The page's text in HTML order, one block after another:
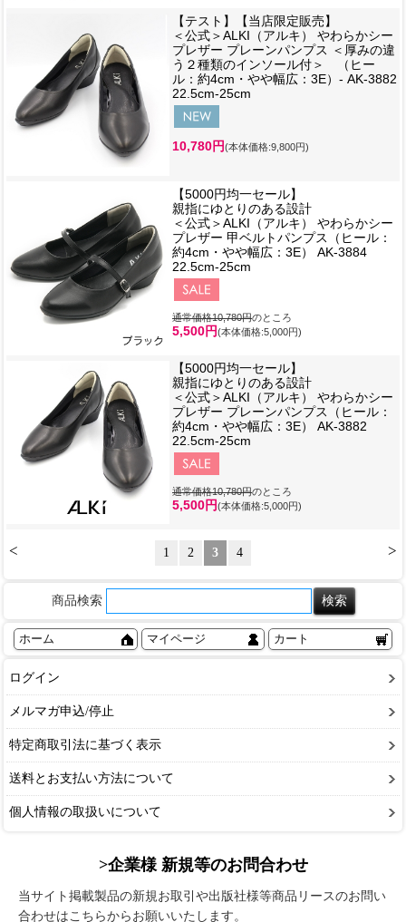
【テスト】【当店限定販売】
＜公式＞ALKI（アルキ） やわらかシー
プレザー プレーンパンプス ＜厚みの違
う２種類のインソール付＞ （ヒー
ル：約4cm・やや幅広：3E）- AK-3882
22.5cm-25cm
10,780円(本体価格:9,800円)
【5000円均一セール】
親指にゆとりのある設計
＜公式＞ALKI（アルキ） やわらかシー
プレザー 甲ベルトパンプス（ヒール：
約4cm・やや幅広：3E） AK-3884
22.5cm-25cm
通常価格10,780円のところ
5,500円(本体価格:5,000円)
【5000円均一セール】
親指にゆとりのある設計
＜公式＞ALKI（アルキ） やわらかシー
プレザー プレーンパンプス（ヒール：
約4cm・やや幅広：3E） AK-3882
22.5cm-25cm
通常価格10,780円のところ
5,500円(本体価格:5,000円)
< >
1 2 3 4
商品検索
ホーム マイページ カート
ログイン
メルマガ申込/停止
特定商取引法に基づく表示
送料とお支払い方法について
個人情報の取扱いについて
>企業様 新規等のお問合わせ
当サイト掲載製品の新規お取引や出版社様等商品リースのお問い
合わせはこちらからお願いいたします。